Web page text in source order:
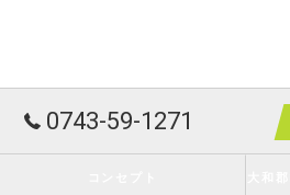
0743-59-1271